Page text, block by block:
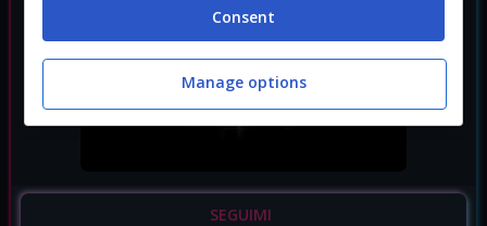
SEGUIMI
Consent
Manage options